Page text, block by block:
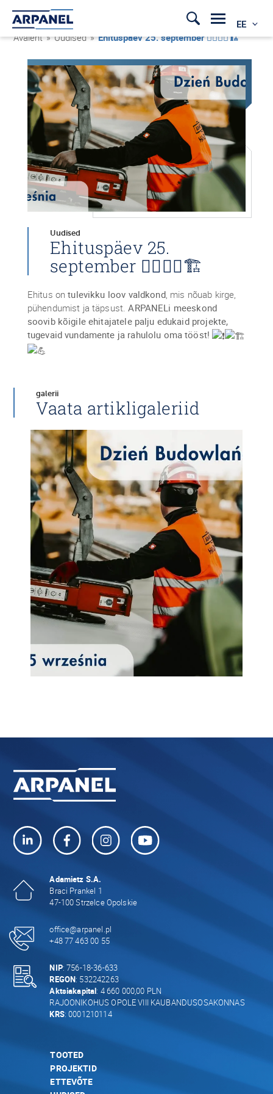
EE
Avaleht » Uudised »Ehituspäev 25. september 👷‍♂️👷‍♀️🏗
Uudised
Ehituspäev 25.
september 👷‍♂️👷‍♀️🏗
Ehitus ontulevikku loov valdkond, mis nõuab kirge,
pühendumist ja täpsust.ARPANELi meeskond
soovib kõigile ehitajatele palju edukaid projekte,
tugevaid vundamente ja rahulolu oma tööst!
galerii
Vaata artikligaleriid
Adamietz S.A.
Braci Prankel 1
47-100 Strzelce Opolskie
office@arpanel.pl
+48 77 463 00 55
NIP: 756-18-36-633
REGON: 532242263
Aktsiakapital: 4 660 000,00 PLN
RAJOONIKOHUS OPOLE VIII KAUBANDUSOSAKONNAS
KRS: 0001210114
TOOTED
PROJEKTID
ETTEVÕTE